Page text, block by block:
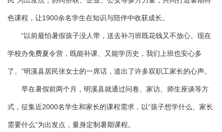
色课程，让1900余名学生在知识与陪伴中收获成长。
“以前最怕暑假孩子没人带，送去补习班既花钱又不放心。现在
学校办免费夏令营，既能补课、又能学历史，我们上班也安心多
了。”明溪县居民张女士的一席话，道出了许多双职工家长的心声。
早在暑假前两个月，明溪县就通过问卷、家访、师生座谈等方
式，征集近2000名学生和家长的课程需求，以“孩子想学什么、家长
需要什么”为出发点，量身定制暑期课程。